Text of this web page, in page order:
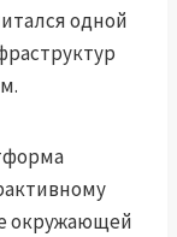
одной
окружающей